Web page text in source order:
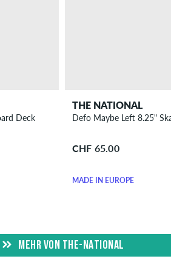
Deck
THE NATIONAL
Defo Maybe Left 8.25"
CHF 65.00
MADE IN EUROPE
MEHR VON THE-NATIONAL